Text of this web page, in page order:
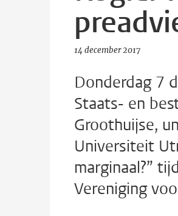
14 december 2017
Donderdag 7
Staats- en
Groothuijse,
Universiteit
marginaal?”
Vereniging